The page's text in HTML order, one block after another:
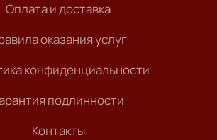
Оплата и доставка
оказания услуг
конфиденциальности
подлинности
Контакты